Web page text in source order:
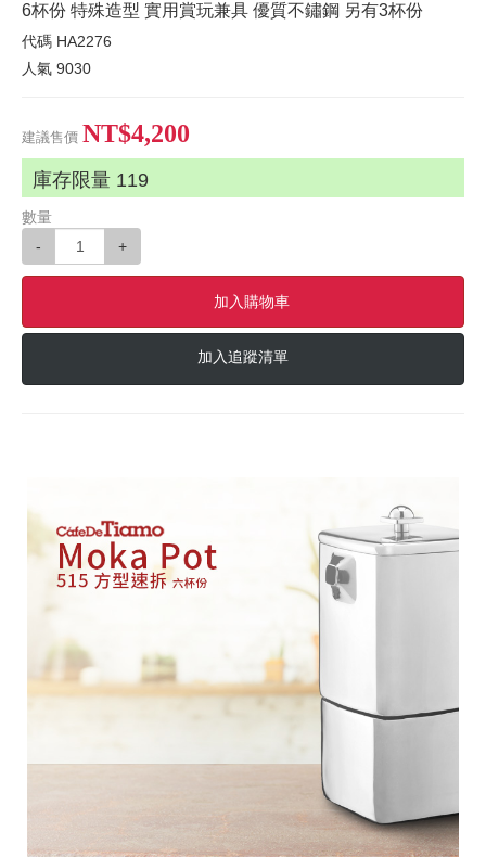
6杯份 特殊造型 實用賞玩兼具 優質不鏽鋼 另有3杯份
代碼 HA2276
人氣 9030
建議售價 NT$4,200
庫存限量 119
數量
-
+
加入購物車
加入追蹤清單